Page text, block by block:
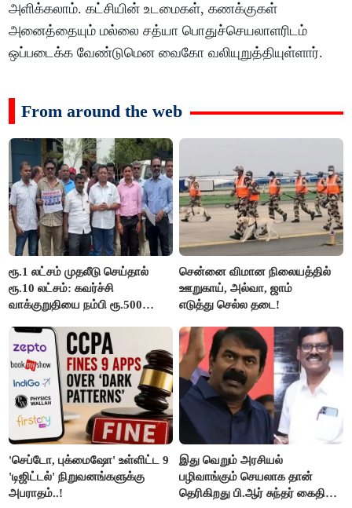
அளிக்கலாம். கட்சியின் உடமைகள், கணக்குகள்
அனைத்தையும் மல்லை சத்யா பொதுச்செயலாளரிடம்
ஒப்படைக்க வேண்டுமென வைகோ வலியுறுத்தியுள்ளார்.
From around the web
ரூ.1 லட்சம் முதலீடு செய்தால்
ரூ.10 லட்சம்: கவர்ச்சி
வாக்குறுதியை நம்பி ரூ.500
மக்கள்!
சென்னை விமான நிலையத்தில்
ஊறுகாய், அல்வா, ஜாம்
எடுத்து செல்ல தடை!
'செப்டோ, புக்மைஷோ' உள்ளிட்ட 9
'டிஜிட்டல்' நிறுவனங்களுக்கு
அபராதம்..!
இது வெறும் அரசியல்
பழிவாங்கும் செயலாக தான்
தெரிகிறது பி.ஆர் சுந்தர் கைதிற்கு